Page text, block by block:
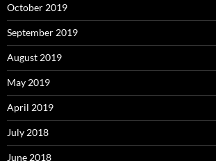
October 2019
September 2019
August 2019
May 2019
April 2019
July 2018
June 2018